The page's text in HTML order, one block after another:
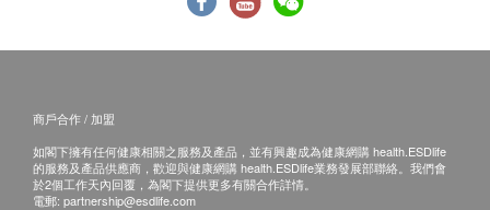
電郵: info@homesikhk.com
商戶合作 / 加盟
如閣下擁有任何健康相關之服務及產品，並有興趣成為健康網購 health.ESDlife
的服務及產品供應商，歡迎與健康網購 health.ESDlife業務發展部聯絡。我們會
於2個工作天內回覆，為閣下提供更多有關合作詳情。
電郵: partnership@esdlife.com